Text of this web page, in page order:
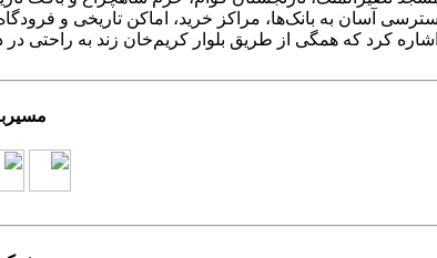
آسان به بانک‌ها، مراکز خرید، اماکن تاریخی و
کرد که همگی از طریق بلوار کریم‌خان زند به راحتی